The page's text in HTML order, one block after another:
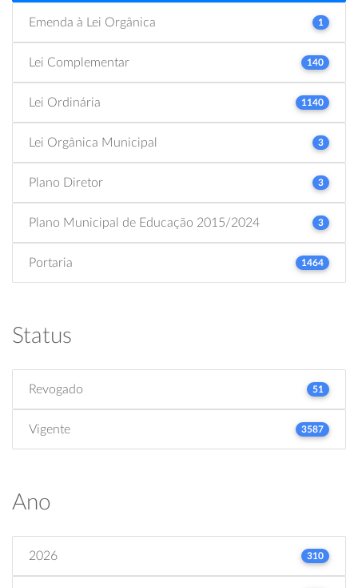
Emenda à Lei Orgânica 1
Lei Complementar 140
Lei Ordinária 1140
Lei Orgânica Municipal 3
Plano Diretor 3
Plano Municipal de Educação 2015/2024 3
Portaria 1464
Status
Revogado 51
Vigente 3587
Ano
2026 310